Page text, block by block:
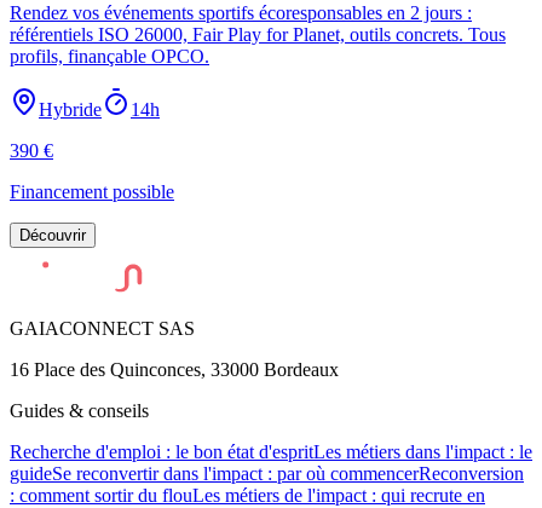
Rendez vos événements sportifs écoresponsables en 2 jours :
référentiels ISO 26000, Fair Play for Planet, outils concrets. Tous
profils, finançable OPCO.
Hybride
14h
390 €
Financement possible
Découvrir
GAIACONNECT SAS
16 Place des Quinconces, 33000 Bordeaux
Guides & conseils
Recherche d'emploi : le bon état d'espritLes métiers dans l'impact : le
guideSe reconvertir dans l'impact : par où commencerReconversion
: comment sortir du flouLes métiers de l'impact : qui recrute en